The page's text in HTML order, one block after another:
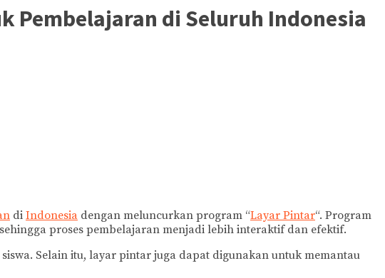
Pembelajaran di Seluruh Indonesia
di Indonesia dengan meluncurkan program “Layar Pintar“. Program
proses pembelajaran menjadi lebih interaktif dan efektif.
Selain itu, layar pintar juga dapat digunakan untuk memantau